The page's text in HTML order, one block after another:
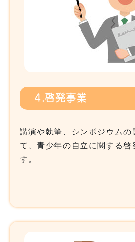
4.啓発事業
講演や執筆、シンポジウムの
て、青少年の自立に関する啓
す。